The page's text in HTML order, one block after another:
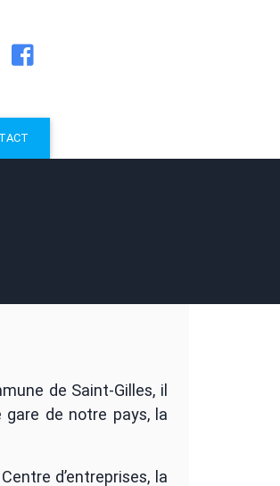
de Saint-Gilles, il
de notre pays, la
d’entreprises, la